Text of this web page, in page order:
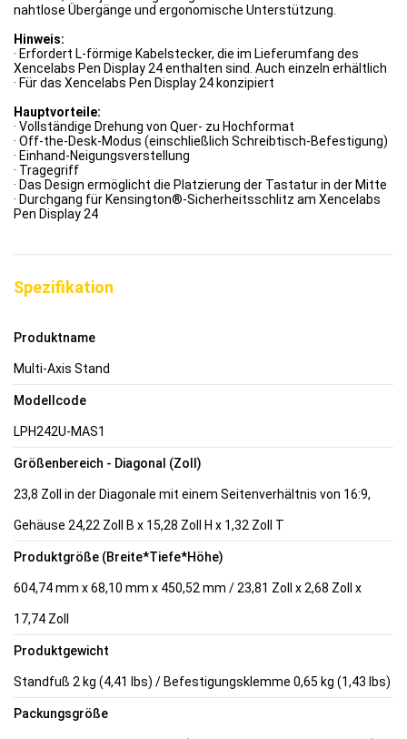
nahtlose Übergänge und ergonomische Unterstützung.
Hinweis:
· Erfordert L-förmige Kabelstecker, die im Lieferumfang des
Xencelabs Pen Display 24 enthalten sind. Auch einzeln erhältlich
· Für das Xencelabs Pen Display 24 konzipiert
Hauptvorteile:
· Vollständige Drehung von Quer- zu Hochformat
· Off-the-Desk-Modus (einschließlich Schreibtisch-Befestigung)
· Einhand-Neigungsverstellung
· Tragegriff
· Das Design ermöglicht die Platzierung der Tastatur in der Mitte
· Durchgang für Kensington®-Sicherheitsschlitz am Xencelabs
Pen Display 24
Spezifikation
Produktname
Multi-Axis Stand
Modellcode
LPH242U-MAS1
Größenbereich - Diagonal (Zoll)
23,8 Zoll in der Diagonale mit einem Seitenverhältnis von 16:9,
Gehäuse 24,22 Zoll B x 15,28 Zoll H x 1,32 Zoll T
Produktgröße (Breite*Tiefe*Höhe)
604,74 mm x 68,10 mm x 450,52 mm / 23,81 Zoll x 2,68 Zoll x
17,74 Zoll
Produktgewicht
Standfuß 2 kg (4,41 lbs) / Befestigungsklemme 0,65 kg (1,43 lbs)
Packungsgröße